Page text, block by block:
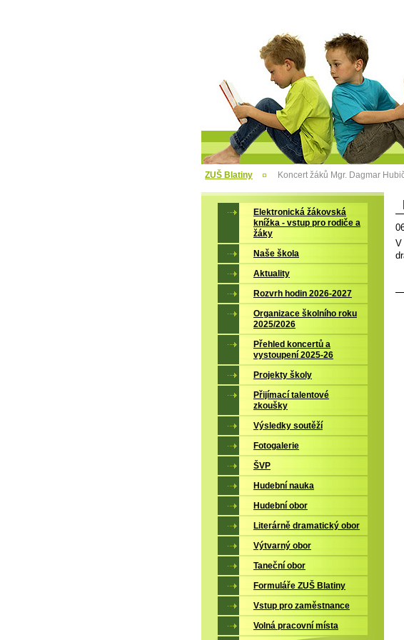
ZUŠ Blatiny Koncert žáků Mgr. Dagmar
V
Elektronická žákovská
knížka - vstup pro rodiče a
žáky
Naše škola
Aktuality
Rozvrh hodin 2026-2027
Organizace školního roku
2025/2026
Přehled koncertů a
vystoupení 2025-26
Projekty školy
Přijímací talentové
zkoušky
Výsledky soutěží
Fotogalerie
ŠVP
Hudební nauka
Hudební obor
Literárně dramatický obor
Výtvarný obor
Taneční obor
Formuláře ZUŠ Blatiny
Vstup pro zaměstnance
Volná pracovní místa